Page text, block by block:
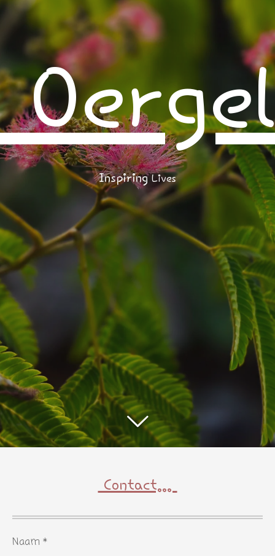
InspiringLives
Contact...
Naam *